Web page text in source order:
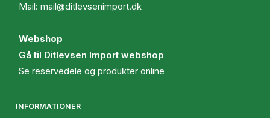
Mail: mail@ditlevsenimport.dk
Webshop
Gå til Ditlevsen Import webshop
Se reservedele og produkter online
INFORMATIONER